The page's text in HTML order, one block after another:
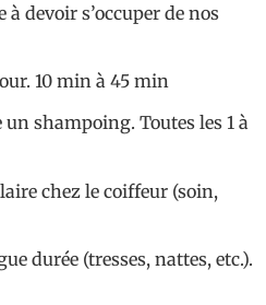
devoir s’occuper de nos
10 min à 45 min
un shampoing. Toutes les 1 à
chez le coiffeur (soin,
durée (tresses, nattes, etc.).